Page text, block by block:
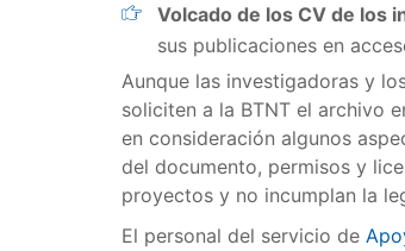
Volcado de los CV de los
sus publicaciones en
Aunque las investigadoras y
soliciten a la BTNT el archivo
en consideración algunos
del documento, permisos y
proyectos y no incumplan la
El personal del servicio de